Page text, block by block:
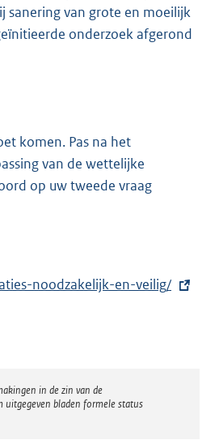
sanering van grote en moeilijk
onderzoek afgerond
komen. Pas na het
van de wettelijke
op uw tweede vraag
noodzakelijk-en-veilig/
in de zin van de
uitgegeven bladen formele status